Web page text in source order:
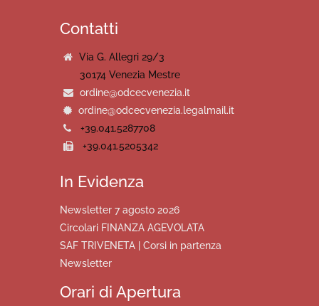
Contatti
Via G. Allegri 29/3
30174 Venezia Mestre
ordine@odcecvenezia.it
ordine@odcecvenezia.legalmail.it
+39.041.5287708
+39.041.5205342
In Evidenza
Newsletter 7 agosto 2026
Circolari FINANZA AGEVOLATA
SAF TRIVENETA | Corsi in partenza
Newsletter
Orari di Apertura